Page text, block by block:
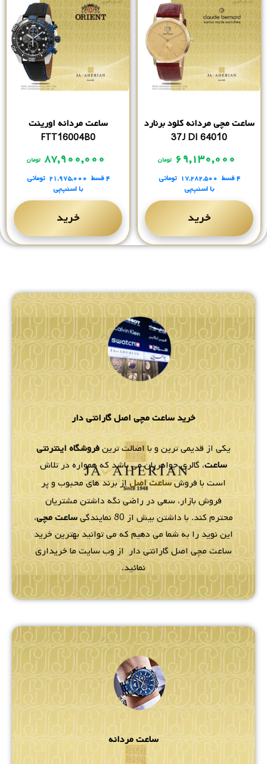
ساعت مچی مردانه کلود برنارد
64010 37J DI
۶۹,۱۳۰,۰۰۰ تومان
۴ قسط ۱۷,۲۸۲,۵۰۰ تومانی
با اسنپ‌پی
خرید
ساعت مردانه اورینت
FTT16004B0
۸۷,۹۰۰,۰۰۰ تومان
۴ قسط ۲۱,۹۷۵,۰۰۰ تومانی
با اسنپ‌پی
خرید
خرید ساعت مچی اصل گارانتی دار
یکی از قدیمی ترین و با اصالت ترینفروشگاه اینترنتی
ساعت، گالری جواهریان می باشد که همواره در تلاش
است با فروشساعت اصلاز برند های محبوب و پر
فروش بازار، سعی در راضی نگه داشتن مشتریان
محترم کند. با داشتن بیش از 80 نمایندگی
ساعت مچی،
این نوید را به شما می دهیم که می توانید بهترین خرید
ساعت مچی اصل گارانتی دار از وب سایت ما خریداری
نمائید.
ساعت مردانه